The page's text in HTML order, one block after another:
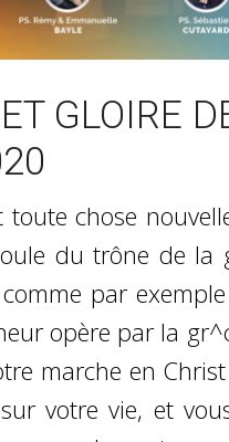
GLOIRE
chose
du trône de la
par
opère par la
marche en
votre vie, et